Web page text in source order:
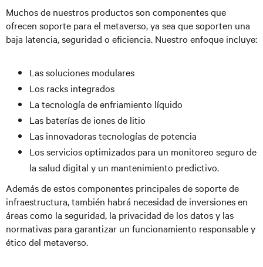
Muchos de nuestros productos son componentes que
ofrecen soporte para el metaverso, ya sea que soporten una
baja latencia, seguridad o eficiencia. Nuestro enfoque incluye:
Las soluciones modulares
Los racks integrados
La tecnología de enfriamiento líquido
Las baterías de iones de litio
Las innovadoras tecnologías de potencia
Los servicios optimizados para un monitoreo seguro de
la salud digital y un mantenimiento predictivo.
Además de estos componentes principales de soporte de
infraestructura, también habrá necesidad de inversiones en
áreas como la seguridad, la privacidad de los datos y las
normativas para garantizar un funcionamiento responsable y
ético del metaverso.